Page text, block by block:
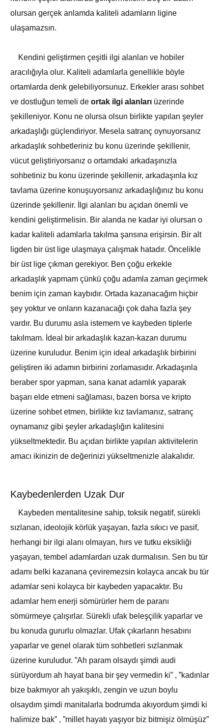
olursan gerçek anlamda kaliteli adamların ligine
ulaşamazsın.
Kendini geliştirmen çeşitli ilgi alanları ve hobiler
aracılığıyla olur. Kaliteli adamlarla genellikle böyle
ortamlarda denk gelebiliyorsunuz. Erkekler arası sohbet
ve dostluğun temeli deortak ilgi alanları üzerinde
şekilleniyor. Konu ne olursa olsun birlikte yapılan şeyler
arkadaşlığı güçlendiriyor. Mesela satranç oynuyorsanız
arkadaşlık sohbetleriniz bu konu üzerinde şekillenir,
vücut geliştiriyorsanız o ortamdaki arkadaşınızla
sohbetiniz bu konu üzerinde şekillenir, arkadaşınla kız
tavlama üzerine konuşuyorsanız arkadaşlığınız bu konu
üzerinde şekillenir. İlgi alanları bu açıdan önemli ve
kendini geliştirmelisin. Bir alanda ne kadar iyi olursan o
kadar kaliteli adamlarla takılma şansına erişirsin. Bir alt
ligden bir üst lige ulaşmaya çalışmak hatadır. Öncelikle
bir üst lige çıkman gerekiyor. Ben çoğu erkekle
arkadaşlık yapmam çünkü çoğu adamla zaman geçirmek
benim için zaman kaybıdır. Ortada kazanacağım hiçbir
şey yoktur ve onların kazanacağı çok daha fazla şey
vardır. Bu durumu asla istemem ve kaybeden tiplerle
takılmam. İdeal bir arkadaşlık kazan-kazan durumu
üzerine kuruludur. Benim için ideal arkadaşlık birbirini
geliştiren iki adamın birbirini zorlamasıdır. Arkadaşınla
beraber spor yapman, sana kanat adamlık yaparak
başarı elde etmeni sağlaması, bazen borsa ve kripto
üzerine sohbet etmen, birlikte kız tavlamanız, satranç
oynamanız gibi şeyler arkadaşlığın kalitesini
yükseltmektedir. Bu açıdan birlikte yapılan aktivitelerin
amacı ikinizin de değerinizi yükseltmenizle alakalıdır.
Kaybedenlerden Uzak Dur
Kaybeden mentalitesine sahip, toksik negatif, sürekli
sızlanan, ideolojik körlük yaşayan, fazla sıkıcı ve pasif,
herhangi bir ilgi alanı olmayan, hırs ve tutku eksikliği
yaşayan, tembel adamlardan uzak durmalısın. Sen bu tür
adamı belki kazanana çeviremezsin kolayca ancak bu tür
adamlar seni kolayca bir kaybeden yapacaktır. Bu
adamlar hem enerji sömürürler hem de paranı
sömürmeye çalışırlar. Sürekli ufak beleşçilik yaparlar ve
bu konuda gururlu olmazlar. Ufak çıkarların hesabını
yaparlar ve genel olarak tüm sohbetleri sızlanmak
üzerine kuruludur. ”Ah param olsaydı şimdi audi
sürüyordum ah hayat bana bir şey vermedin ki” , ”kadınlar
bize bakmıyor ah yakışıklı, zengin ve uzun boylu
olsaydım şimdi manitalarla bodrumda akıyordum şimdi ki
halimize bak” , ”millet hayatı yaşıyor biz bitmişiz ölmüşüz”